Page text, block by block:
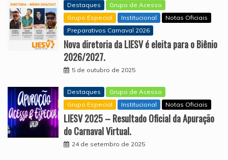
Destaques
Grupo de Acesso
Grupo Especial
Institucional
Notas Oficiais
Preparativos Carnaval 2026
Nova diretoria da LIESV é eleita para o Biênio
2026/2027.
5 de outubro de 2025
Destaques
Grupo de Acesso
Grupo Especial
Institucional Notas Oficiais
LIESV 2025 – Resultado Oficial da Apuração
do Carnaval Virtual.
24 de setembro de 2025